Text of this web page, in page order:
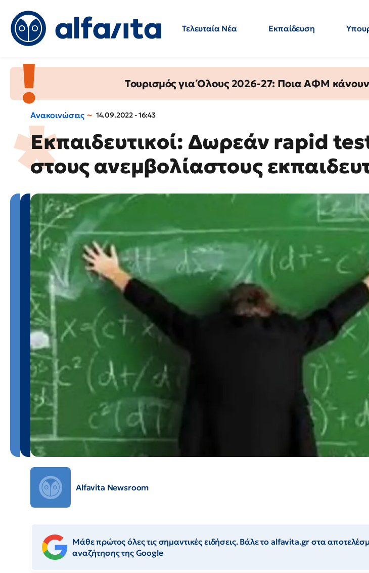
Τελευταία Νέα Εκπαίδευση
Τουρισμός για Όλους 2026-27: Ποια ΑΦΜ
Ανακοινώσεις 14.09.2022 - 16:43
Εκπαιδευτικοί: Δωρεάν rapid
στους ανεμβολίαστους
Alfavita Newsroom
Μάθε πρώτος όλες τις σημαντικές ειδήσεις. Βάλε το alfavita.gr στα
αναζήτησης της Google